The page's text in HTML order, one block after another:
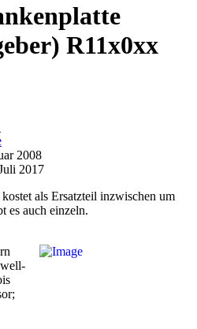
R11x0xx
2008
2017
als Ersatzteil inzwischen um
es auch einzeln.